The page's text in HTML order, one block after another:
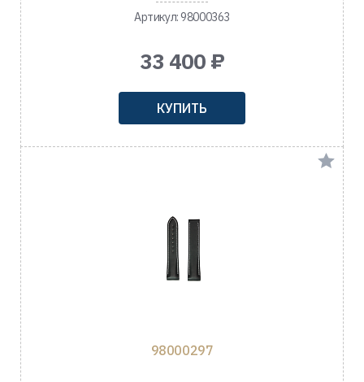
Артикул: 98000363
33 400 ₽
КУПИТЬ
98000297